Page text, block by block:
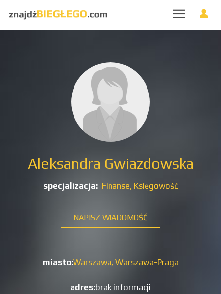
Aleksandra Gwiazdowska
specjalizacja: Finanse, Księgowość
NAPISZ WIADOMOŚĆ
miasto:Warszawa, Warszawa-Praga
adres:brak informacji